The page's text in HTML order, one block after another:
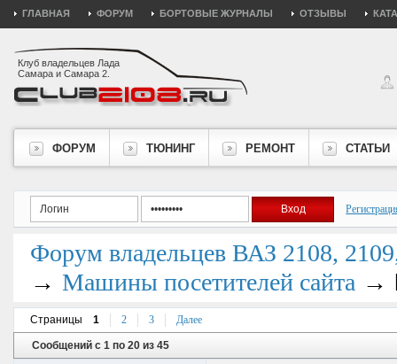
ГЛАВНАЯ ФОРУМ БОРТОВЫЕ ЖУРНАЛЫ ОТЗЫВЫ
Клуб владельцев Лада
Самара и Самара 2.
ФОРУМ ТЮНИНГ РЕМОНТ СТАТЬИ
Форум владельцев ВАЗ 2108,
→ Машины посетителей сайта →
Страницы 1 2 3 Далее
Сообщений с 1 по 20 из 45